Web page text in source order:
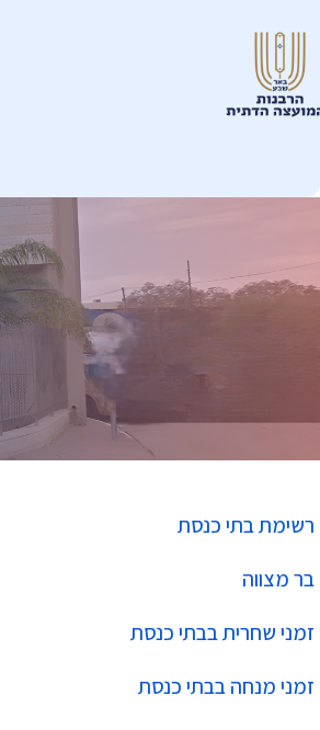
רשימת בתי כנסת
בר מצווה
זמני שחרית בבתי כנסת
זמני מנחה בבתי כנסת